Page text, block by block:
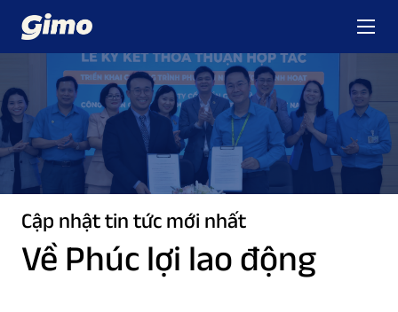
Cập nhật tin tức mới nhất
Về Phúc lợi lao động